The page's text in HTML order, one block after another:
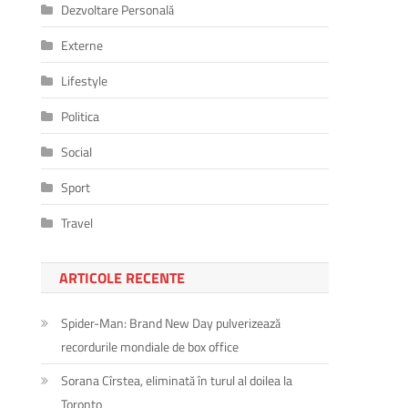
Dezvoltare Personală
Externe
Lifestyle
Politica
Social
Sport
Travel
ARTICOLE RECENTE
Spider-Man: Brand New Day pulverizează
recordurile mondiale de box office
Sorana Cîrstea, eliminată în turul al doilea la
Toronto